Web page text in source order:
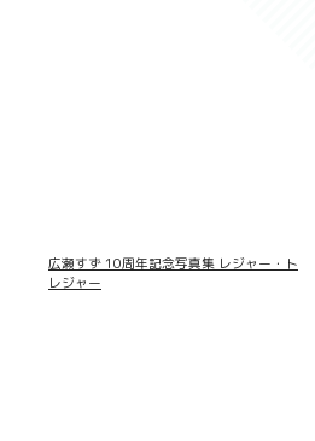
広瀬すず 10周年記念写真集 レジャー・ト
レジャー